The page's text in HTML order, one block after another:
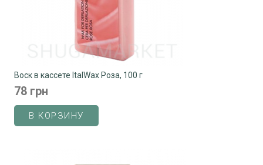
Воск в кассете ItalWax Роза, 100 г
78 грн
В КОРЗИНУ